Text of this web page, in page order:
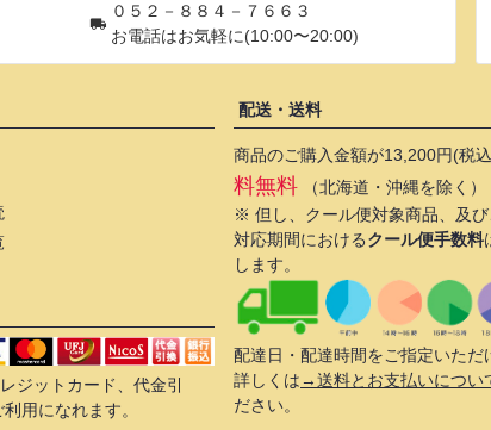
０５２－８８４－７６６３
お電話はお気軽に(10:00〜20:00)
ジットカード、代金引
用になれます。
配送・送料
商品のご購入金額が13,200円(税
料無料 （北海道・沖縄を除く）
※ 但し、クール便対象商品、及
対応期間におけるクール便手数料
します。
配達日・配達時間をご指定いただ
詳しくは→送料とお支払いについ
ださい。